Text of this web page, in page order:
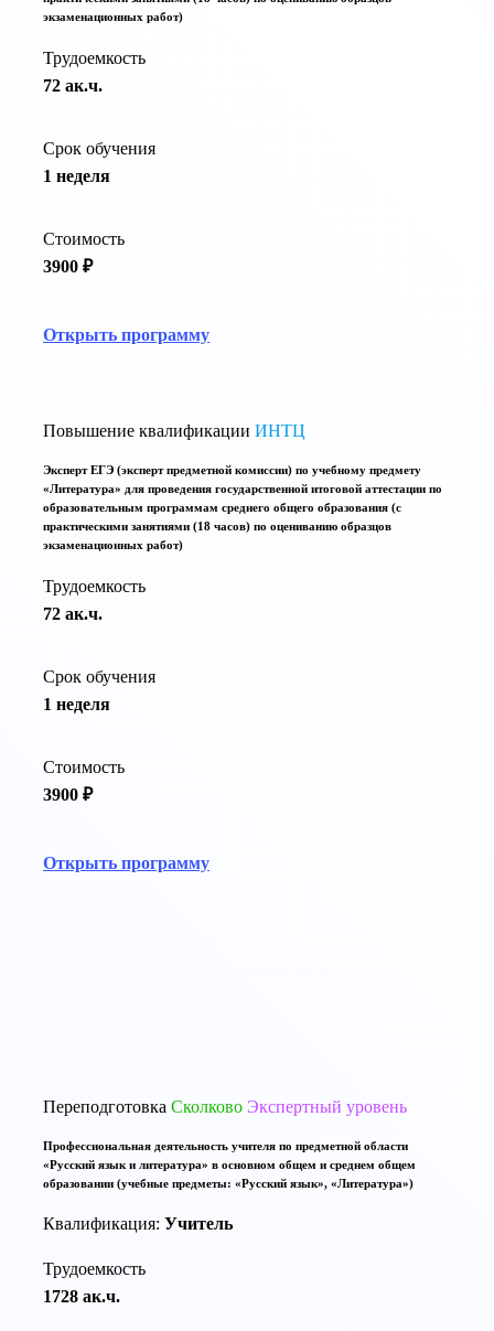
экзаменационных работ)
Трудоемкость
72 ак.ч.
Срок обучения
1 неделя
Стоимость
3900 ₽
Открыть программу
Повышение квалификации ИНТЦ
Эксперт ЕГЭ (эксперт предметной комиссии) по учебному предмету
«Литература» для проведения государственной итоговой аттестации по
образовательным программам среднего общего образования (с
практическими занятиями (18 часов) по оцениванию образцов
экзаменационных работ)
Трудоемкость
72 ак.ч.
Срок обучения
1 неделя
Стоимость
3900 ₽
Открыть программу
Переподготовка Сколково Экспертный уровень
Профессиональная деятельность учителя по предметной области
«Русский язык и литература» в основном общем и среднем общем
образовании (учебные предметы: «Русский язык», «Литература»)
Квалификация: Учитель
Трудоемкость
1728 ак.ч.